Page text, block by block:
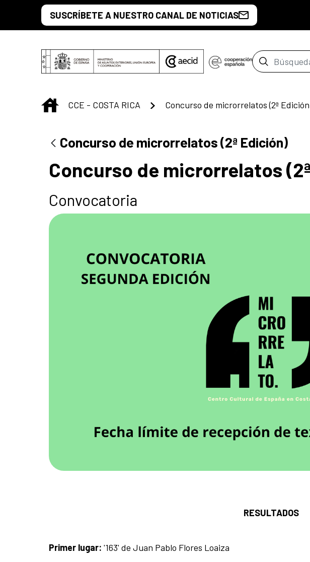
Saltar al contenido principal
SUSCRÍBETE A NUESTRO CANAL DE NOTICIAS
Barra de
INICIO
CCE - COSTA RICA Concurso de microrrelatos (2ª
Concurso de microrrelatos (2ª Edición)
Concurso de microrrelatos
Convocatoria
RESULTADOS
Primer lugar: '163' de Juan Pablo Flores Loaiza